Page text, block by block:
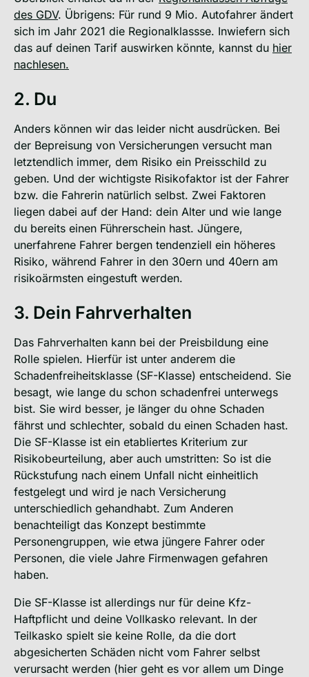
des GDV. Übrigens: Für rund 9 Mio. Autofahrer ändert
sich im Jahr 2021 die Regionalklassse. Inwiefern sich
das auf deinen Tarif auswirken könnte, kannst du hier
nachlesen.
2. Du
Anders können wir das leider nicht ausdrücken. Bei
der Bepreisung von Versicherungen versucht man
letztendlich immer, dem Risiko ein Preisschild zu
geben. Und der wichtigste Risikofaktor ist der Fahrer
bzw. die Fahrerin natürlich selbst. Zwei Faktoren
liegen dabei auf der Hand: dein Alter und wie lange
du bereits einen Führerschein hast. Jüngere,
unerfahrene Fahrer bergen tendenziell ein höheres
Risiko, während Fahrer in den 30ern und 40ern am
risikoärmsten eingestuft werden.
3. Dein Fahrverhalten
Das Fahrverhalten kann bei der Preisbildung eine
Rolle spielen. Hierfür ist unter anderem die
Schadenfreiheitsklasse (SF-Klasse) entscheidend. Sie
besagt, wie lange du schon schadenfrei unterwegs
bist. Sie wird besser, je länger du ohne Schaden
fährst und schlechter, sobald du einen Schaden hast.
Die SF-Klasse ist ein etabliertes Kriterium zur
Risikobeurteilung, aber auch umstritten: So ist die
Rückstufung nach einem Unfall nicht einheitlich
festgelegt und wird je nach Versicherung
unterschiedlich gehandhabt. Zum Anderen
benachteiligt das Konzept bestimmte
Personengruppen, wie etwa jüngere Fahrer oder
Personen, die viele Jahre Firmenwagen gefahren
haben.
Die SF-Klasse ist allerdings nur für deine Kfz-
Haftpflicht und deine Vollkasko relevant. In der
Teilkasko spielt sie keine Rolle, da die dort
abgesicherten Schäden nicht vom Fahrer selbst
verursacht werden (hier geht es vor allem um Dinge